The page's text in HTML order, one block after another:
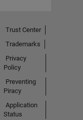
Trust Center
Trademarks
Privacy
Policy
Preventing
Piracy
Application
Status